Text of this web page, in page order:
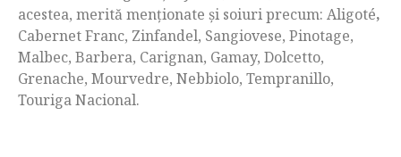
acestea, merită menționate și soiuri precum: Aligoté,
Cabernet Franc, Zinfandel, Sangiovese, Pinotage,
Malbec, Barbera, Carignan, Gamay, Dolcetto,
Grenache, Mourvedre, Nebbiolo, Tempranillo,
Touriga Nacional.